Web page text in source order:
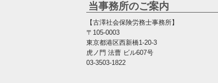
当事務所のご案内
【古澤社会保険労務士事務所】
〒105-0003
東京都港区西新橋1-20-3
虎ノ門 法曹 ビル607号
03-3503-1822